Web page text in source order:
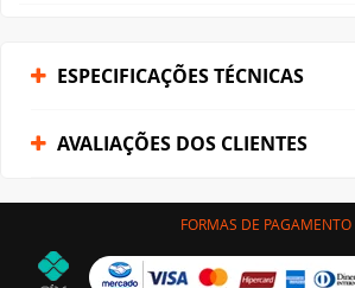
ESPECIFICAÇÕES TÉCNICAS
AVALIAÇÕES DOS CLIENTES
FORMAS DE PAGAMENTO